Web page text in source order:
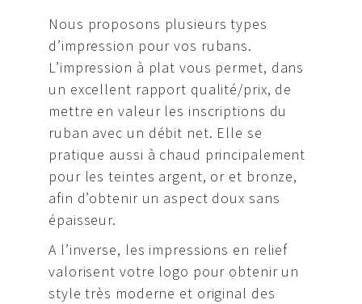
Nous proposons plusieurs types
d’impression pour vos rubans.
L’impression à plat vous permet, dans
un excellent rapport qualité/prix, de
mettre en valeur les inscriptions du
ruban avec un débit net. Elle se
pratique aussi à chaud principalement
pour les teintes argent, or et bronze,
afin d’obtenir un aspect doux sans
épaisseur.
A l’inverse, les impressions en relief
valorisent votre logo pour obtenir un
style très moderne et original des